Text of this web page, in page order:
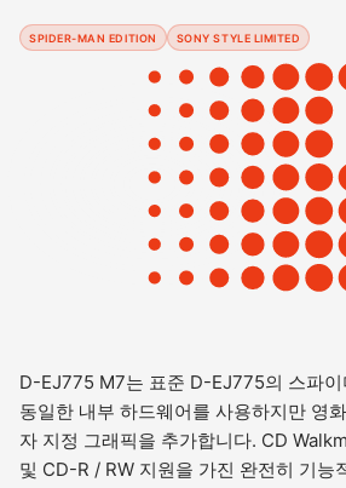
SPIDER-MAN EDITION SONY STYLE LIMITED
D-EJ775 M7는 표준 D-EJ775의 스파이
동일한 내부 하드웨어를 사용하지만 영
자 지정 그래픽을 추가합니다. CD
및 CD-R / RW 지원을 가진 완전히 기능